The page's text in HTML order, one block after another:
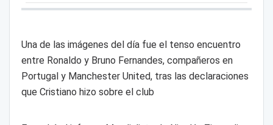
Una de las imágenes del día fue el tenso encuentro
entre Ronaldo y Bruno Fernandes, compañeros en
Portugal y Manchester United, tras las declaraciones
que Cristiano hizo sobre el club